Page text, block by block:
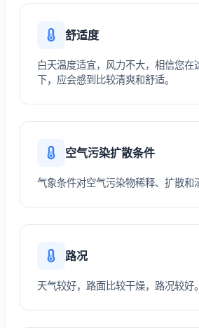
舒适度
白天温度适宜，风力不大，相信您在
下，应会感到比较清爽和舒适。
空气污染扩散条件
气象条件对空气污染物稀释、扩散和
路况
天气较好，路面比较干燥，路况较好。